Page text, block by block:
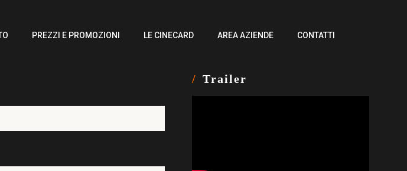
PREZZI E PROMOZIONI LE CINECARD AREA AZIENDE CONTATTI
Trailer